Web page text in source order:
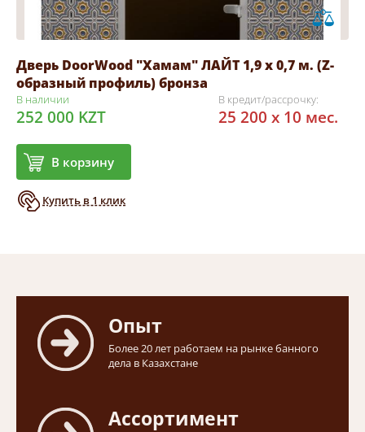
Дверь DoorWood "Хамам" ЛАЙТ 1,9 х 0,7 м. (Z-
образный профиль) бронза
В наличии
252 000 KZT
В корзину
Купить в 1 клик
В кредит/рассрочку:
25 200 x 10 мес.
Опыт
Более 20 лет работаем на рынке банного
дела в Казахстане
Ассортимент